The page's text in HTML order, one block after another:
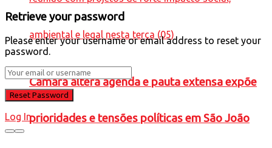
Câmara altera agenda e pauta extensa expõe
prioridades e tensões políticas em São João
Retrieve your password
Please enter your username or email address to reset your
password.
Log In